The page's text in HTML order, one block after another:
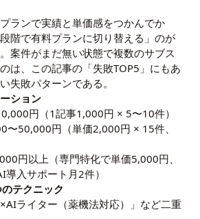
ランで実績と単価感をつかんでか
階で有料プランに切り替える」のが
案件がまだ無い状態で複数のサブス
は、この記事の「失敗TOP5」にもあ
失敗パターンである。
ション
円（1記事1,000円 × 5〜10件）
〜50,000円（単価2,000円 × 15件、
円以上（専門特化で単価5,000円、
入サポート月2件）
テクニック
ライター（薬機法対応）」など二重